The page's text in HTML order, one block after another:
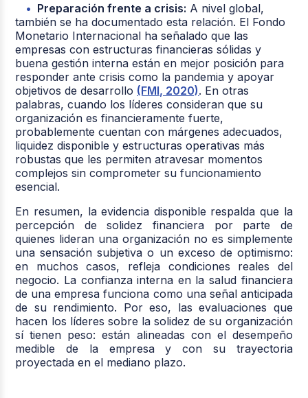
Preparación frente a crisis: A nivel global,
también se ha documentado esta relación. El Fondo
Monetario Internacional ha señalado que las
empresas con estructuras financieras sólidas y
buena gestión interna están en mejor posición para
responder ante crisis como la pandemia y apoyar
objetivos de desarrollo (FMI, 2020). En otras
palabras, cuando los líderes consideran que su
organización es financieramente fuerte,
probablemente cuentan con márgenes adecuados,
liquidez disponible y estructuras operativas más
robustas que les permiten atravesar momentos
complejos sin comprometer su funcionamiento
esencial.
En resumen, la evidencia disponible respalda que la
percepción de solidez financiera por parte de
quienes lideran una organización no es simplemente
una sensación subjetiva o un exceso de optimismo:
en muchos casos, refleja condiciones reales del
negocio. La confianza interna en la salud financiera
de una empresa funciona como una señal anticipada
de su rendimiento. Por eso, las evaluaciones que
hacen los líderes sobre la solidez de su organización
sí tienen peso: están alineadas con el desempeño
medible de la empresa y con su trayectoria
proyectada en el mediano plazo.